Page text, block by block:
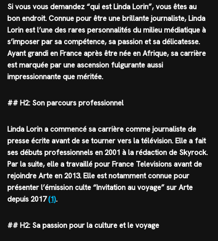
Si vous vous demandez “qui est Linda Lorin”, vous êtes au
bon endroit. Connue pour être une brillante journaliste, Linda
Lorin est l’une des rares personnalités du milieu médiatique à
s’imposer par sa compétence, sa passion et sa délicatesse.
Ayant grandi en France après être née en Afrique, sa carrière
est marquée par une ascension fulgurante aussi
impressionnante que méritée.
## H2: Son parcours professionnel
Linda Lorin a commencé sa carrière comme journaliste de
presse écrite avant de se tourner vers la télévision. Elle a fait
ses débuts professionnels en 2001 à la rédaction de Skyrock.
Par la suite, elle a travaillé pour France Televisions avant de
rejoindre Arte en 2013. Elle est notamment connue pour
présenter l’émission culte “Invitation au voyage” sur Arte
depuis 2017(1).
## H2: Sa passion pour la culture et le voyage